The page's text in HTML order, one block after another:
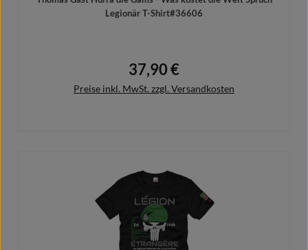
Legionär T-Shirt#36606
Regulärer Preis:
37,90 €
Preise inkl. MwSt. zzgl. Versandkosten
Details